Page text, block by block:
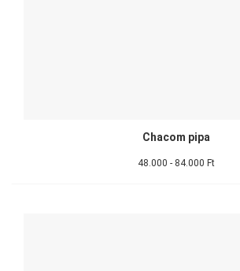
Chacom pipa
48.000 - 84.000 Ft